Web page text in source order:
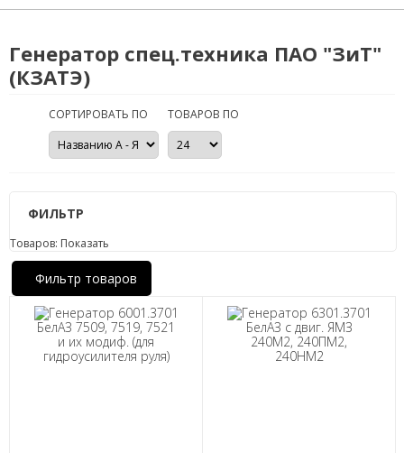
Генератор спец.техника ПАО "ЗиТ"
(КЗАТЭ)
СОРТИРОВАТЬ ПО ТОВАРОВ ПО
ФИЛЬТР
Товаров: Показать
Фильтр товаров